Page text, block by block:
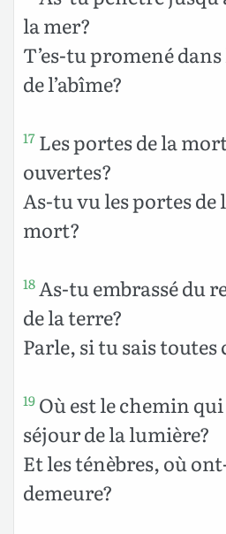
la mer?
T’es-tu promené
de l’abîme?
17 Les portes de la
ouvertes?
As-tu vu les portes de
mort?
18As-tu embrassé du
de la terre?
Parle, si tu sais toutes
19 Où est le chemin
séjour de la lumière?
Et les ténèbres, où
demeure?